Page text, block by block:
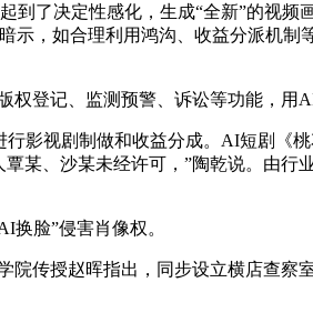
了决定性感化，生成“全新”的视
，如合理利用鸿沟、收益分派机
记、监测预警、诉讼等功能，用
视剧制做和收益分成。AI短剧《
某、沙某未经许可，”陶乾说。由
脸”侵害肖像权。
授赵晖指出，同步设立横店查察